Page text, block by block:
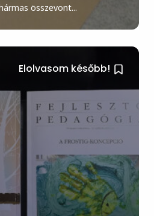
összevont...
Elolvasom később!